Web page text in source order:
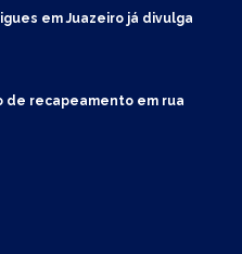
em Juazeiro já divulga
de recapeamento em rua